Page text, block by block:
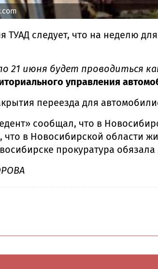
ТУАД следует, что на неделю
21 июня будет проводиться
управления
переезда для
сообщал, что в
что в Новосибирской области
прокуратура